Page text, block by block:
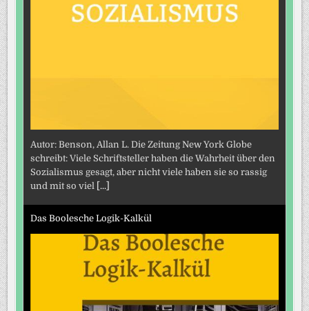
Autor: Benson, Allan L. Die Zeitung New York Globe
schreibt: Viele Schriftsteller haben die Wahrheit über den
Sozialismus gesagt, aber nicht viele haben sie so rassig
und mit so viel [...]
Das Boolesche Logik-Kalkül